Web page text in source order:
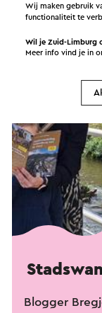
Blogger
Wij maken gebruik
functionaliteit te
Wil je Zuid-Limburg
Meer info vind je in